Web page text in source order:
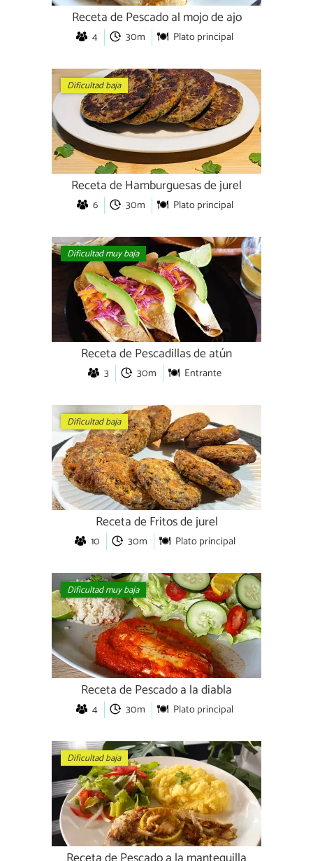
Receta de Pescado al mojo de ajo
4 30m Plato principal
Dificultad baja
Receta de Hamburguesas de jurel
6 30m Plato principal
Dificultad muy baja
Receta de Pescadillas de atún
3 30m Entrante
Dificultad baja
Receta de Fritos de jurel
10 30m Plato principal
Dificultad muy baja
Receta de Pescado a la diabla
4 30m Plato principal
Dificultad baja